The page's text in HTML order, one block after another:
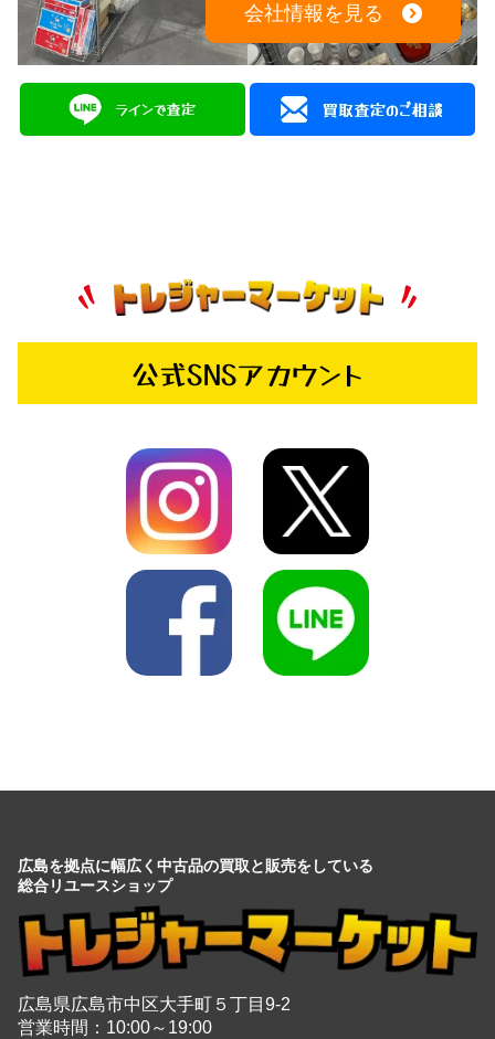
会社情報を見る
公式SNSアカウント
広島を拠点に幅広く中古品の買取と販売をしている
総合リユースショップ
広島県広島市中区大手町５丁目9-2
営業時間：10:00～19:00